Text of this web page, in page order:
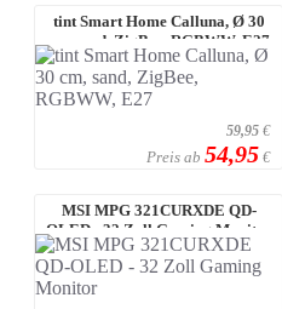
tint Smart Home Calluna, Ø 30
cm, sand, ZigBee, RGBWW, E27
59,95 €
Preis ab 54,95 €
MSI MPG 321CURXDE QD-
OLED - 32 Zoll Gaming Monitor